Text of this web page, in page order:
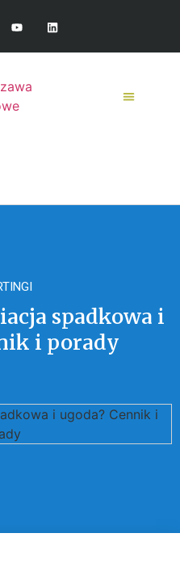
spadkowa i
i porady